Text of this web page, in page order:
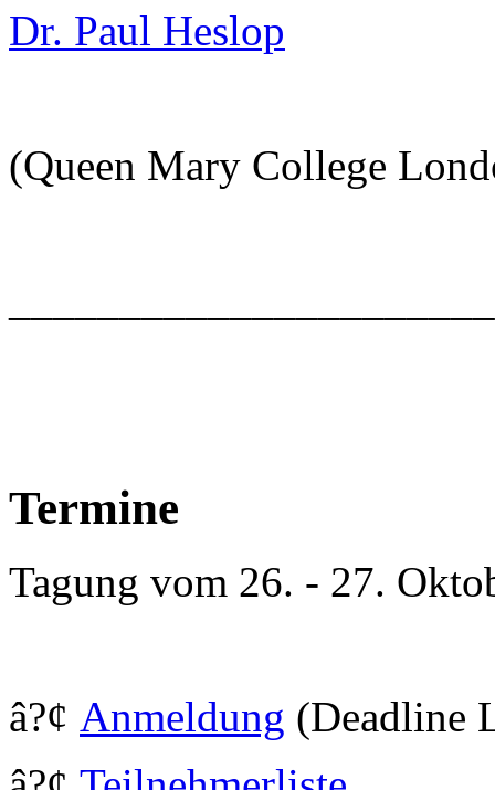
Dr. Paul Heslop
(Queen Mary College
Termine
Tagung vom 26. - 27.
â?¢ Anmeldung (Deadline